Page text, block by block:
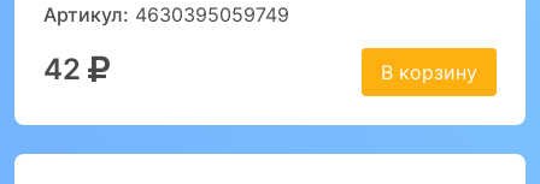
Артикул: 4630395059749
42 В корзину